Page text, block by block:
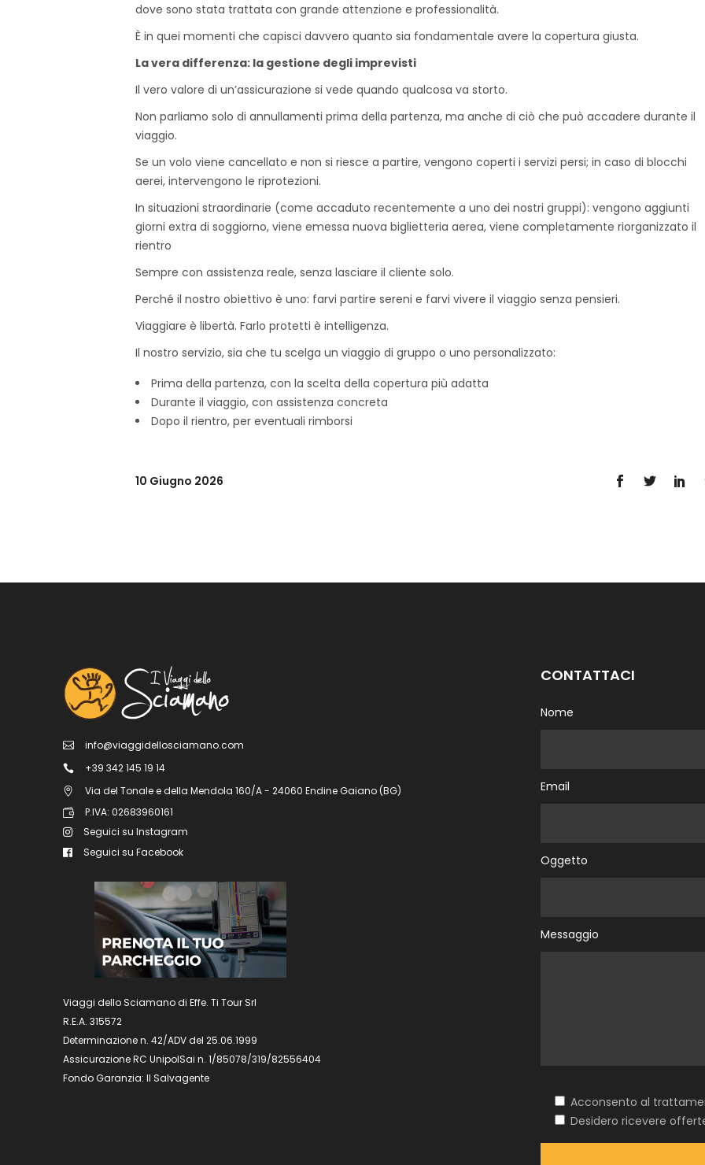
dove sono stata trattata con grande attenzione e professionalità.
È in quei momenti che capisci davvero quanto sia fondamentale avere la copertura giusta.
La vera differenza: la gestione degli imprevisti
Il vero valore di un’assicurazione si vede quando qualcosa va storto.
Non parliamo solo di annullamenti prima della partenza, ma anche di ciò che può accadere durante il
viaggio.
Se un volo viene cancellato e non si riesce a partire, vengono coperti i servizi persi; in caso di blocchi
aerei, intervengono le riprotezioni.
In situazioni straordinarie (come accaduto recentemente a uno dei nostri gruppi): vengono aggiunti
giorni extra di soggiorno, viene emessa nuova biglietteria aerea, viene completamente riorganizzato il
rientro
Sempre con assistenza reale, senza lasciare il cliente solo.
Perché il nostro obiettivo è uno: farvi partire sereni e farvi vivere il viaggio senza pensieri.
Viaggiare è libertà. Farlo protetti è intelligenza.
Il nostro servizio, sia che tu scelga un viaggio di gruppo o uno personalizzato:
Prima della partenza, con la scelta della copertura più adatta
Durante il viaggio, con assistenza concreta
Dopo il rientro, per eventuali rimborsi
10 Giugno 2026
info@viaggidellosciamano.com
+39 342 145 19 14
Via del Tonale e della Mendola 160/A - 24060 Endine Gaiano (BG)
P.IVA: 02683960161
Seguici su Instagram
Seguici su Facebook
Viaggi dello Sciamano di Effe. Ti Tour Srl
R.E.A. 315572
Determinazione n. 42/ADV del 25.06.1999
Assicurazione RC UnipolSai n. 1/85078/319/82556404
Fondo Garanzia: Il Salvagente
CONTATTACI
Nome
Email
Oggetto
Messaggio
Acconsento al
Desidero ricevere